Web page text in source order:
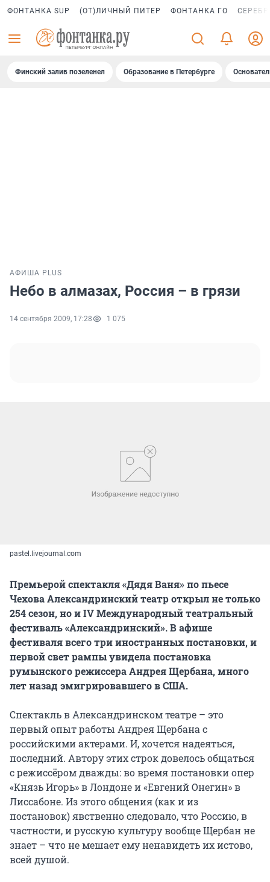
ФОНТАНКА SUP (ОТ)ЛИЧНЫЙ ПИТЕР ФОНТАНКА ГО
Финский залив позеленел Образование в Петербурге
АФИША PLUS
Небо в алмазах, Россия – в грязи
14 сентября 2009, 17:28 1 075
pastel.livejournal.com
Премьерой спектакля «Дядя Ваня» по пьесе
Чехова Александринский театр открыл не только
254 сезон, но и IV Международный театральный
фестиваль «Александринский». В афише
фестиваля всего три иностранных постановки, и
первой свет рампы увидела постановка
румынского режиссера Андрея Щербана, много
лет назад эмигрировавшего в США.
Спектакль в Александринском театре – это
первый опыт работы Андрея Щербана с
российскими актерами. И, хочется надеяться,
последний. Автору этих строк довелось общаться
с режиссёром дважды: во время постановки опер
«Князь Игорь» в Лондоне и «Евгений Онегин» в
Лиссабоне. Из этого общения (как и из
постановок) явственно следовало, что Россию, в
частности, и русскую культуру вообще Щербан не
знает – что не мешает ему ненавидеть их истово,
всей душой.